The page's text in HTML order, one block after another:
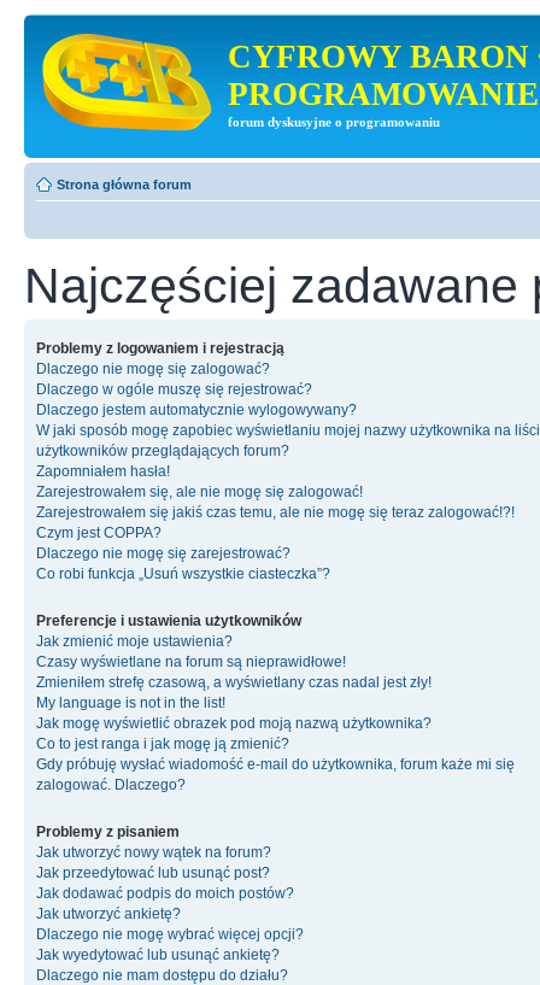
CYFROWY BARON
PROGRAMOWANIE
forum dyskusyjne o programowaniu
Strona główna forum
Najczęściej zadawane
Problemy z logowaniem i rejestracją
Dlaczego nie mogę się zalogować?
Dlaczego w ogóle muszę się rejestrować?
Dlaczego jestem automatycznie wylogowywany?
W jaki sposób mogę zapobiec wyświetlaniu mojej nazwy użytkownika na
użytkowników przeglądających forum?
Zapomniałem hasła!
Zarejestrowałem się, ale nie mogę się zalogować!
Zarejestrowałem się jakiś czas temu, ale nie mogę się teraz zalogować!?!
Czym jest COPPA?
Dlaczego nie mogę się zarejestrować?
Co robi funkcja „Usuń wszystkie ciasteczka”?
Preferencje i ustawienia użytkowników
Jak zmienić moje ustawienia?
Czasy wyświetlane na forum są nieprawidłowe!
Zmieniłem strefę czasową, a wyświetlany czas nadal jest zły!
My language is not in the list!
Jak mogę wyświetlić obrazek pod moją nazwą użytkownika?
Co to jest ranga i jak mogę ją zmienić?
Gdy próbuję wysłać wiadomość e-mail do użytkownika, forum każe mi się
zalogować. Dlaczego?
Problemy z pisaniem
Jak utworzyć nowy wątek na forum?
Jak przeedytować lub usunąć post?
Jak dodawać podpis do moich postów?
Jak utworzyć ankietę?
Dlaczego nie mogę wybrać więcej opcji?
Jak wyedytować lub usunąć ankietę?
Dlaczego nie mam dostępu do działu?